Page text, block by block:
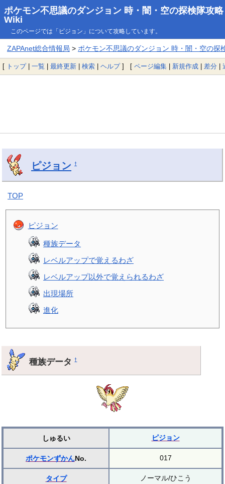
ポケモン不思議のダンジョン 時・闇・空の探検隊攻略
Wiki
このページでは「ピジョン」について攻略しています。
ZAPAnet総合情報局 > ポケモン不思議のダンジョン 時・闇・空の探
[ トップ| 一覧 | 最終更新 | 検索 | ヘルプ] [ ページ編集 | 新規作成 | 差分 |
ピジョン †
TOP
ピジョン
種族データ
レベルアップで覚えるわざ
レベルアップ以外で覚えられるわざ
出現場所
進化
種族データ†
しゅるい ピジョン
ポケモンずかんNo. 017
タイプ ノーマル/ひこう